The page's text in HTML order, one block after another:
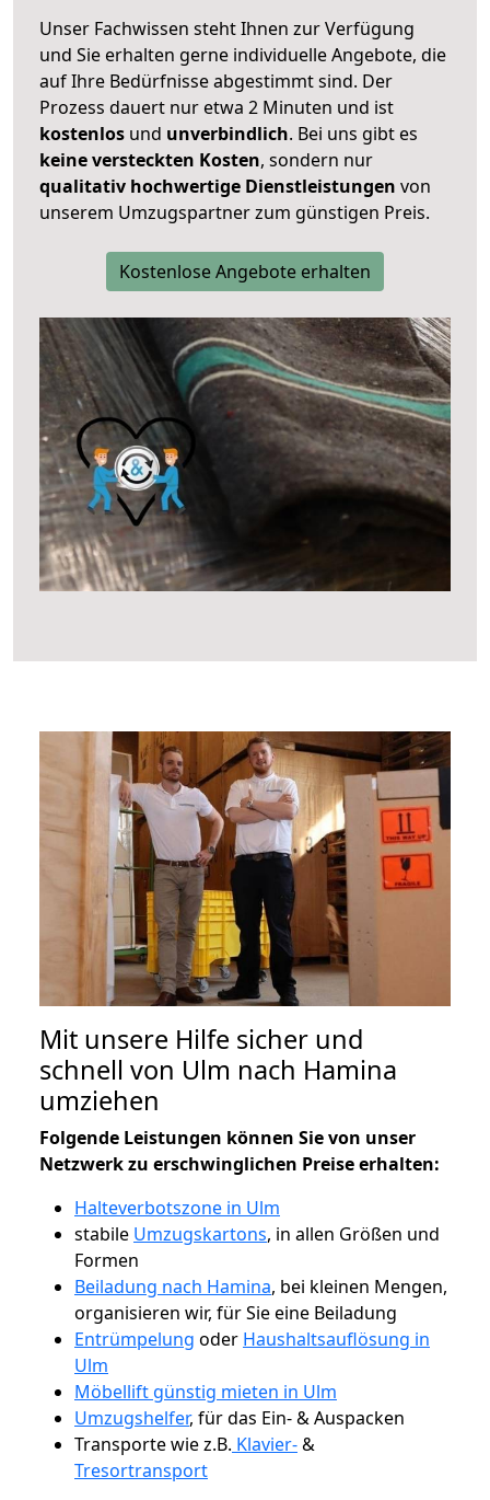
Unser Fachwissen steht Ihnen zur Verfügung
und Sie erhalten gerne individuelle Angebote, die
auf Ihre Bedürfnisse abgestimmt sind. Der
Prozess dauert nur etwa 2 Minuten und ist
kostenlos und unverbindlich. Bei uns gibt es
keine versteckten Kosten, sondern nur
qualitativ hochwertige Dienstleistungen von
unserem Umzugspartner zum günstigen Preis.
Kostenlose Angebote erhalten
Mit unsere Hilfe sicher und
schnell von Ulm nach Hamina
umziehen
Folgende Leistungen können Sie von unser
Netzwerk zu erschwinglichen Preise erhalten:
Halteverbotszone in Ulm
stabile Umzugskartons, in allen Größen und
Formen
Beiladung nach Hamina, bei kleinen Mengen,
organisieren wir, für Sie eine Beiladung
Entrümpelung oder Haushaltsauflösung in
Ulm
Möbellift günstig mieten in Ulm
Umzugshelfer, für das Ein- & Auspacken
Transporte wie z.B. Klavier-&
Tresortransport